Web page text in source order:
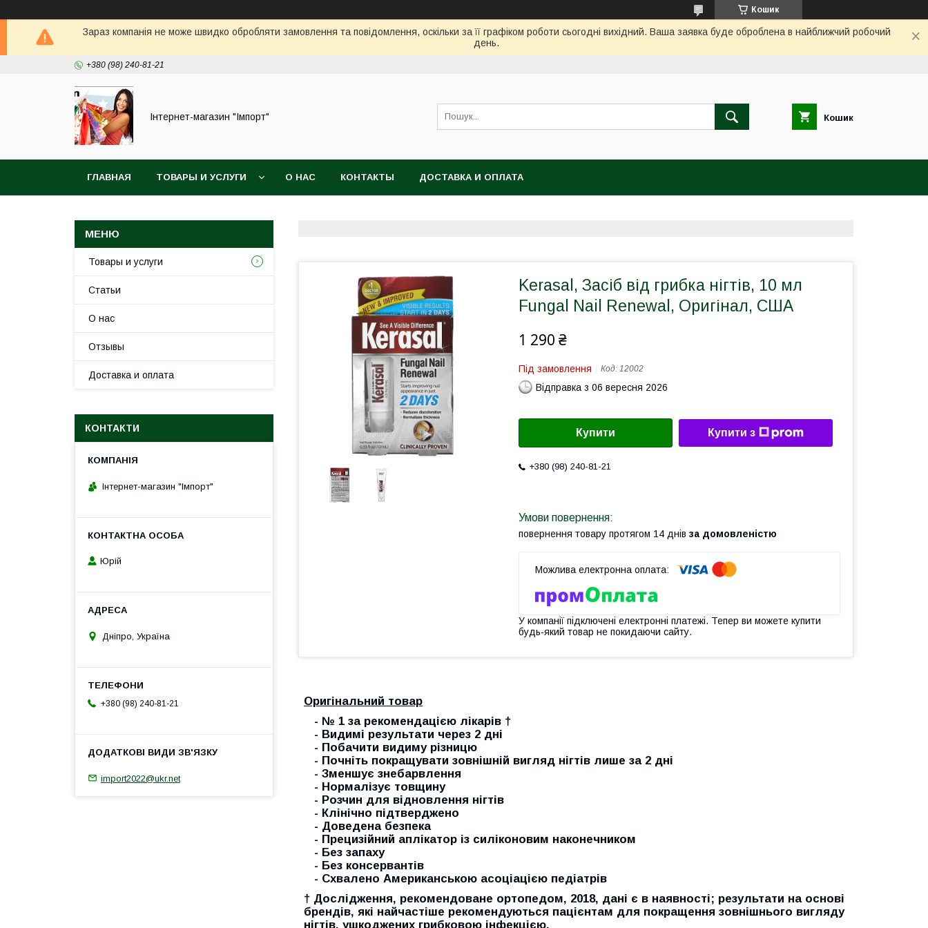
Кошик
Зараз компанія не може швидко обробляти замовлення та повідомлення, оскільки за її графіком роботи сьогодні вихідний. Ваша заявка буде оброблена в найближчий робочий
день.
+380 (98) 240-81-21
Інтернет-магазин "Імпорт" Кошик
ГЛАВНАЯ ТОВАРЫ И УСЛУГИ О НАС КОНТАКТЫ ДОСТАВКА И ОПЛАТА
Kerasal, Засіб від грибка нігтів, 10 мл
Fungal Nail Renewal, Оригінал, США
1 290 ₴
Під замовлення Код: 12002
Відправка з 06 вересня 2026
Купити Купити з
+380 (98) 240-81-21
повернення товару протягом 14 днів за домовленістю
У компанії підключені електронні платежі. Тепер ви можете купити
будь-який товар не покидаючи сайту.
Оригінальний товар
- № 1 за рекомендацією лікарів †
- Видимі результати через 2 дні
- Побачити видиму різницю
- Почніть покращувати зовнішній вигляд нігтів лише за 2 дні
- Зменшує знебарвлення
- Нормалізує товщину
- Розчин для відновлення нігтів
- Клінічно підтверджено
- Доведена безпека
- Прецизійний аплікатор із силіконовим наконечником
- Без запаху
- Без консервантів
- Схвалено Американською асоціацією педіатрів
† Дослідження, рекомендоване ортопедом, 2018, дані є в наявності; результати на основі
брендів, які найчастіше рекомендуються пацієнтам для покращення зовнішнього вигляду
нігтів, ушкоджених грибковою інфекцією.
Товары и услуги
Статьи
О нас
Отзывы
Доставка и оплата
КОНТАКТИ
Інтернет-магазин "Імпорт"
Юрій
Дніпро, Україна
+380 (98) 240-81-21
import2022@ukr.net